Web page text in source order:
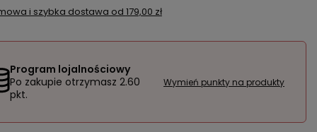
i szybka dostawa od 179,00 zł
Program lojalnościowy
Po zakupie otrzymasz 2.60
pkt.
Wymień punkty na produkty